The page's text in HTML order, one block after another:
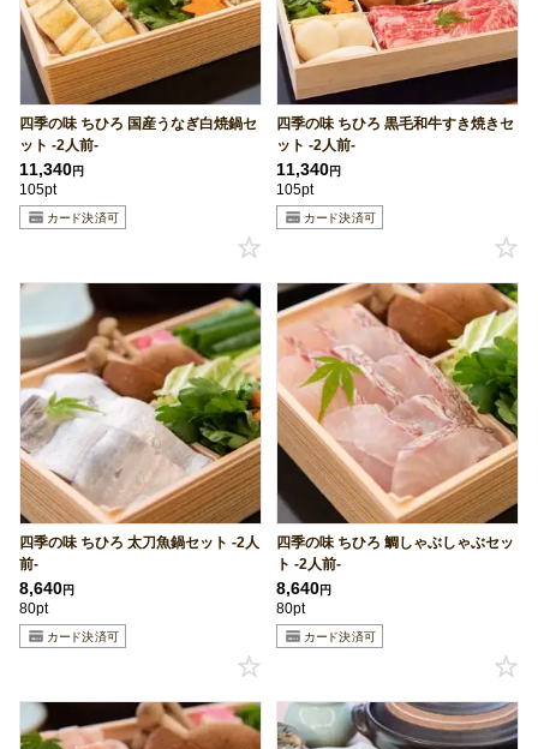
四季の味 ちひろ 国産うなぎ白焼鍋セ
ット -2人前-
11,340円
105pt
四季の味 ちひろ 黒毛和牛すき焼きセ
ット -2人前-
11,340円
105pt
四季の味 ちひろ 太刀魚鍋セット -2人
前-
8,640円
80pt
四季の味 ちひろ 鯛しゃぶしゃぶセッ
ト -2人前-
8,640円
80pt